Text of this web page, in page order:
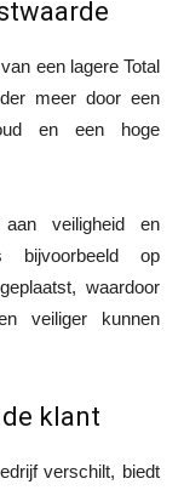
een lagere Total
meer door een
en een hoge
veiligheid en
bijvoorbeeld op
waardoor
veiliger kunnen
klant
verschilt, biedt